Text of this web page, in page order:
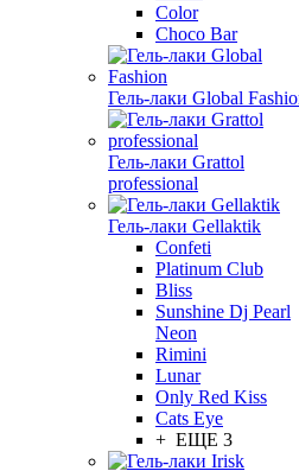
Color
Choco Bar
Гель-лаки Global
Гель-лаки Grattol
professional
Гель-лаки Gellaktik
Confeti
Platinum Club
Bliss
Sunshine Dj Pearl
Neon
Rimini
Lunar
Only Red Kiss
Cats Eye
+ ЕЩЕ 3